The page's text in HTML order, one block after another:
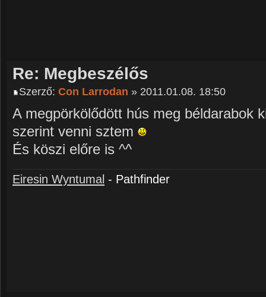
Re: Megbeszélős
Szerző: Con Larrodan » 2011.01.08. 18:50
A megpörkölődött hús meg béldarabok
szerint venni sztem
És köszi előre is ^^
Eiresin Wyntumal - Pathfinder